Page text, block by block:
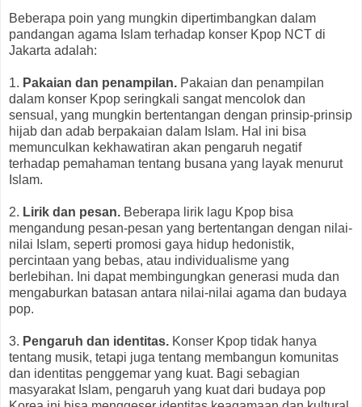
Beberapa poin yang mungkin dipertimbangkan dalam
pandangan agama Islam terhadap konser Kpop NCT di
Jakarta adalah:
1. Pakaian dan penampilan. Pakaian dan penampilan
dalam konser Kpop seringkali sangat mencolok dan
sensual, yang mungkin bertentangan dengan prinsip-prinsip
hijab dan adab berpakaian dalam Islam. Hal ini bisa
memunculkan kekhawatiran akan pengaruh negatif
terhadap pemahaman tentang busana yang layak menurut
Islam.
2. Lirik dan pesan. Beberapa lirik lagu Kpop bisa
mengandung pesan-pesan yang bertentangan dengan nilai-
nilai Islam, seperti promosi gaya hidup hedonistik,
percintaan yang bebas, atau individualisme yang
berlebihan. Ini dapat membingungkan generasi muda dan
mengaburkan batasan antara nilai-nilai agama dan budaya
pop.
3. Pengaruh dan identitas. Konser Kpop tidak hanya
tentang musik, tetapi juga tentang membangun komunitas
dan identitas penggemar yang kuat. Bagi sebagian
masyarakat Islam, pengaruh yang kuat dari budaya pop